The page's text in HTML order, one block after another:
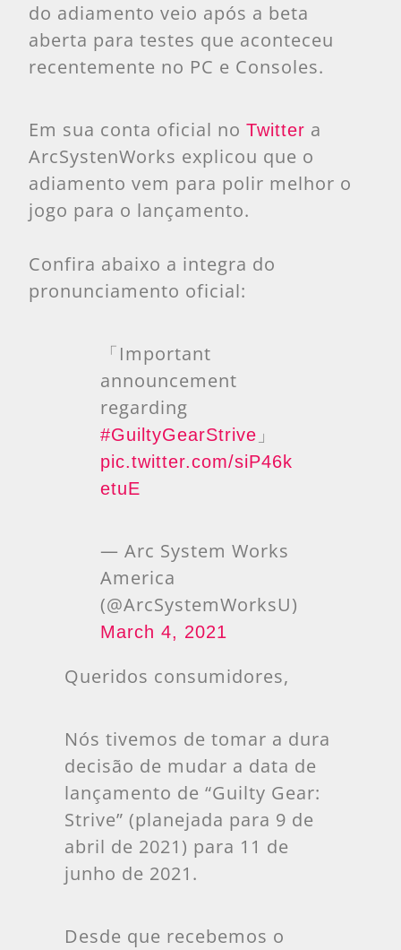
do adiamento veio após a beta
aberta para testes que aconteceu
recentemente no PC e Consoles.
Em sua conta oficial no Twitter a
ArcSystenWorks explicou que o
adiamento vem para polir melhor o
jogo para o lançamento.
Confira abaixo a integra do
pronunciamento oficial:
「Important
announcement
regarding
#GuiltyGearStrive 」
pic.twitter.com/siP46k
etuE
— Arc System Works
America
(@ArcSystemWorksU)
March 4, 2021
Queridos consumidores,
Nós tivemos de tomar a dura
decisão de mudar a data de
lançamento de “Guilty Gear:
Strive” (planejada para 9 de
abril de 2021) para 11 de
junho de 2021.
Desde que recebemos o